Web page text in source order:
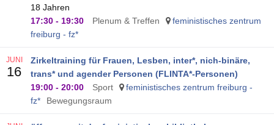
18 Jahren
17:30 - 19:30 Plenum & Treffen
feministisches zentrum
freiburg - fz*
Zirkeltraining für Frauen, Lesben, inter*, nich-binäre,
trans* und agender Personen (FLINTA*-Personen)
19:00 - 20:00 Sport
feministisches zentrum freiburg -
fz*
Bewegungsraum
JUNI
16